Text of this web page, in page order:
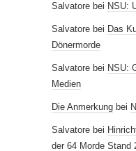
Salvatore bei NSU:
Salvatore bei Das
Dönermorde
Salvatore bei NSU:
Medien
Die Anmerkung bei
Salvatore bei
der 64 Morde Stand